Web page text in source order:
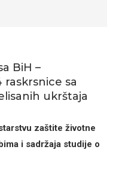
BiH –
sa
ukrštaja
zaštite životne
i sadržaja studije o